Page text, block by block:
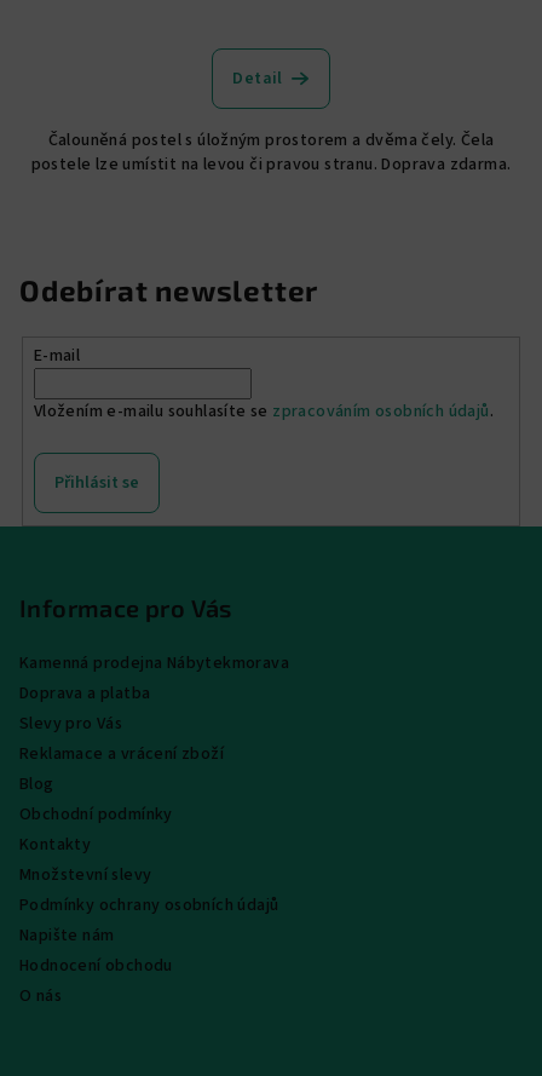
hodnocení
produktu
z
5
Detail
Čalouněná postel s úložným prostorem a dvěma čely. Čela
postele lze umístit na levou či pravou stranu. Doprava zdarma.
Odebírat newsletter
E-mail
Vložením e-mailu souhlasíte se zpracováním osobních údajů.
Přihlásit se
Informace pro Vás
Kamenná prodejna Nábytekmorava
Doprava a platba
Slevy pro Vás
Reklamace a vrácení zboží
Blog
Obchodní podmínky
Kontakty
Množstevní slevy
Podmínky ochrany osobních údajů
Napište nám
Hodnocení obchodu
O nás